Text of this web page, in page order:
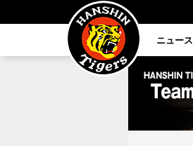
ニュース